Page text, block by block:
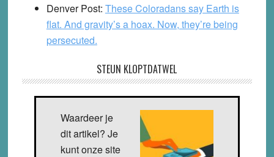
Denver Post: These Coloradans say Earth is
flat. And gravity’s a hoax. Now, they’re being
persecuted.
STEUN KLOPTDATWEL
Waardeer je
dit artikel? Je
kunt onze site